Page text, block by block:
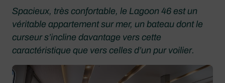
Spacieux, très confortable, le Lagoon 46 est un
véritable appartement sur mer, un bateau dont le
curseur s’incline davantage vers cette
caractéristique que vers celles d’un pur voilier.